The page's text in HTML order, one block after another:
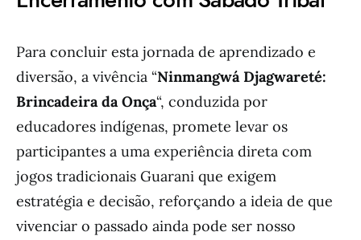
Para concluir esta jornada de aprendizado e
diversão, a vivência “Ninmangwá Djagwareté:
Brincadeira da Onça“, conduzida por
educadores indígenas, promete levar os
participantes a uma experiência direta com
jogos tradicionais Guarani que exigem
estratégia e decisão, reforçando a ideia de que
vivenciar o passado ainda pode ser nosso